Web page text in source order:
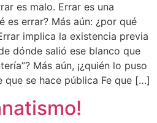
es malo. Errar es una
es errar? Más aún: ¿por qué
implica la existencia previa
dónde salió ese blanco que
Más aún, ¡¿quién lo puso
que se hace pública Fe que […]